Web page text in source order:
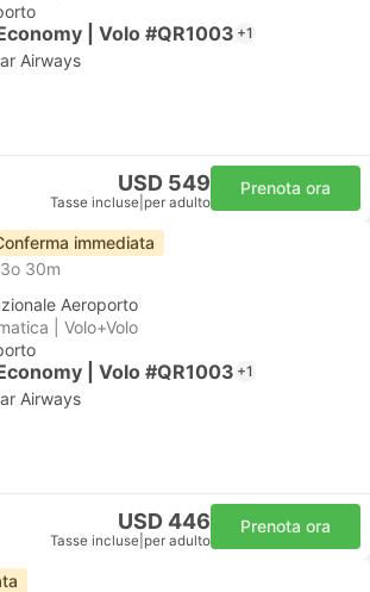
| Volo #QR1003 +1
Airways
USD 549
Tasse incluse per adulto
Prenota ora
immediata
3o 30m
Aeroporto
| Volo+Volo
| Volo #QR1003 +1
Airways
USD 446
Tasse incluse per adulto
Prenota ora